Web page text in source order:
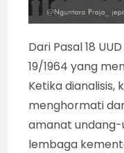
Dari Pasal 18
19/1964 yang
Ketika
menghormati
amanat undang-
lembaga